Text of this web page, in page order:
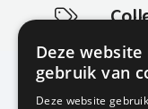
Deze
gebruik van
Deze website